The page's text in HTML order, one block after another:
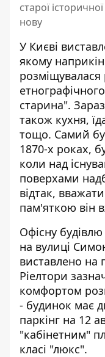
старої
нову
У Києві
якому
розміщувалася
старина".
також кухня,
тощо. Самий
1870-х роках,
коли над
поверхами
відтак,
пам'яткою він
Офісну
на вулиці
виставлено на
Ріелтори
комфортом
- будинок має
паркінг на 12
"кабінетним"
класі "люкс".